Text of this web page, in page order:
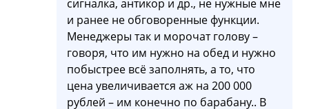
сигналка, антикор и др., не нужные мне
и ранее не обговоренные функции.
Менеджеры так и морочат голову –
говоря, что им нужно на обед и нужно
побыстрее всё заполнять, а то, что
цена увеличивается аж на 200 000
рублей – им конечно по барабану.. В